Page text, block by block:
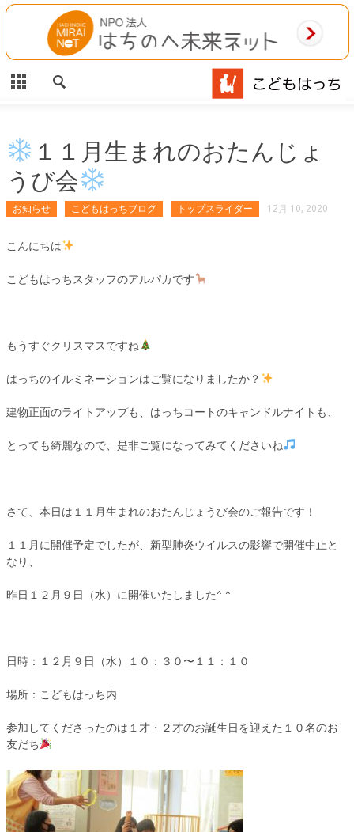
CLOSE
HOME
施設案内
相談事業
MAP
お問合わせ
１１月生まれのおたんじょ
うび会
お知らせ こどもはっちブログ トップスライダー 12月 10, 2020
こんにちは
こどもはっちスタッフのアルパカです
もうすぐクリスマスですね
はっちのイルミネーションはご覧になりましたか？
建物正面のライトアップも、はっちコートのキャンドルナイトも、
とっても綺麗なので、是非ご覧になってみてくださいね
さて、本日は１１月生まれのおたんじょうび会のご報告です！
１１月に開催予定でしたが、新型肺炎ウイルスの影響で開催中止と
なり、
昨日１２月９日（水）に開催いたしました^ ^
日時：１２月９日（水）１０：３０〜１１：１０
場所：こどもはっち内
参加してくださったのは１才・２才のお誕生日を迎えた１０名のお
友だち